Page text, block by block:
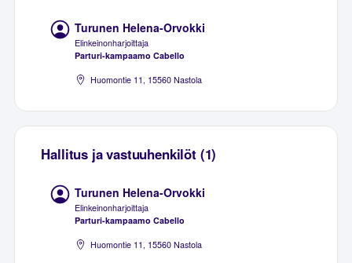
Turunen Helena-Orvokki
Elinkeinonharjoittaja
Parturi-kampaamo Cabello
Huomontie 11, 15560 Nastola
Hallitus ja vastuuhenkilöt (1)
Turunen Helena-Orvokki
Elinkeinonharjoittaja
Parturi-kampaamo Cabello
Huomontie 11, 15560 Nastola